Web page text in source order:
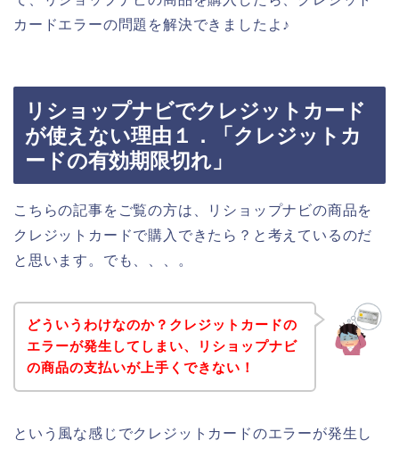
カードエラーの問題を解決できましたよ♪
リショップナビでクレジットカード
が使えない理由１．「クレジットカ
ードの有効期限切れ」
こちらの記事をご覧の方は、リショップナビの商品を
クレジットカードで購入できたら？と考えているのだ
と思います。でも、、、。
どういうわけなのか？クレジットカードの
エラーが発生してしまい、リショップナビ
の商品の支払いが上手くできない！
という風な感じでクレジットカードのエラーが発生し